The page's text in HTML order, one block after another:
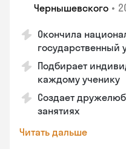
Чернышевского •
Окончила
государственный
Подбирает
каждому ученику
Создает
занятиях
Читать дальше